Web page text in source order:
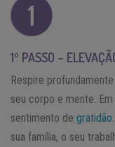
1º PASSO –
Respire
seu corpo e mente.
sentimento de gratidão
sua família, o seu